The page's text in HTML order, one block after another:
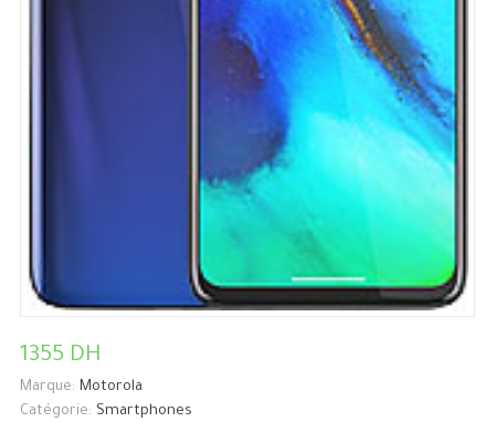
1355 DH
Marque: Motorola
Catégorie: Smartphones